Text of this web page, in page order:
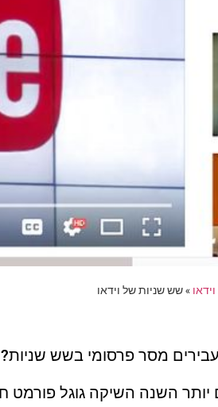
וידאו »שש שניות של וידאו
מסר פרסומי בשש שניות?